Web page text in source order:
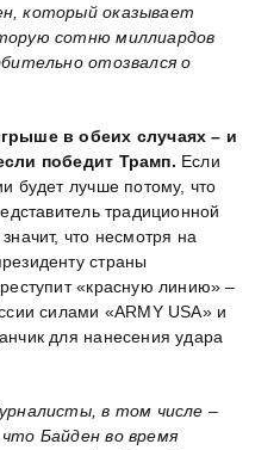
который оказывает
сотню миллиардов
отозвался о
в обеих случаях – и
победит Трамп. Если
будет лучше потому, что
традиционной
что несмотря на
страны
«красную линию» –
силами «ARMY USA» и
для нанесения удара
в том числе –
Байден во время